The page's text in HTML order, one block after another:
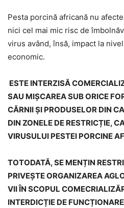
Pesta porcină africană nu
nici cel mai mic risc de
virus având, însă, impact la
economic.
ESTE INTERZISĂ
SAU MIȘCAREA SUB ORICE
CĂRNII ȘI PRODUSELOR DIN
DIN ZONELE DE RESTRICȚIE,
VIRUSULUI PESTEI PORCINE
TOTODATĂ, SE MENȚIN
PRIVEȘTE ORGANIZAREA
VII ÎN SCOPUL
INTERDICȚIE DE